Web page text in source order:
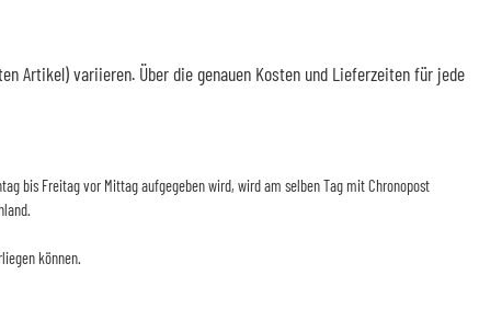
Artikel) variieren. Über die genauen Kosten und Lieferzeiten für jede
bis Freitag vor Mittag aufgegeben wird, wird am selben Tag mit Chronopost
können.